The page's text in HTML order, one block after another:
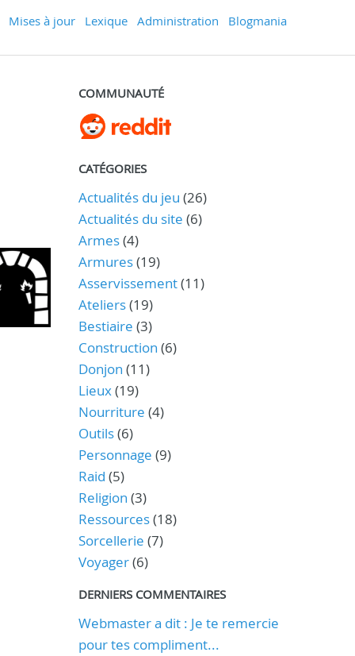
Mises à jour Lexique Administration Blogmania
COMMUNAUTÉ
CATÉGORIES
Actualités du jeu (26)
Actualités du site (6)
Armes(4)
Armures(19)
Asservissement(11)
Ateliers(19)
Bestiaire (3)
Construction (6)
Donjon (11)
Lieux(19)
Nourriture (4)
Outils(6)
Personnage (9)
Raid (5)
Religion (3)
Ressources(18)
Sorcellerie (7)
Voyager(6)
DERNIERS COMMENTAIRES
Webmaster a dit : Je te remercie
pour tes compliment...